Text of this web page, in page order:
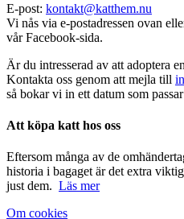
E-post: kontakt@katthem.nu
Vi nås via e-postadressen ovan
vår Facebook-sida.
Är du intresserad av att adoptera
Kontakta oss genom att mejla till
så bokar vi in ett datum som
Att köpa katt hos oss
Eftersom många av de
historia i bagaget är det extra
just dem. Läs mer
Om cookies